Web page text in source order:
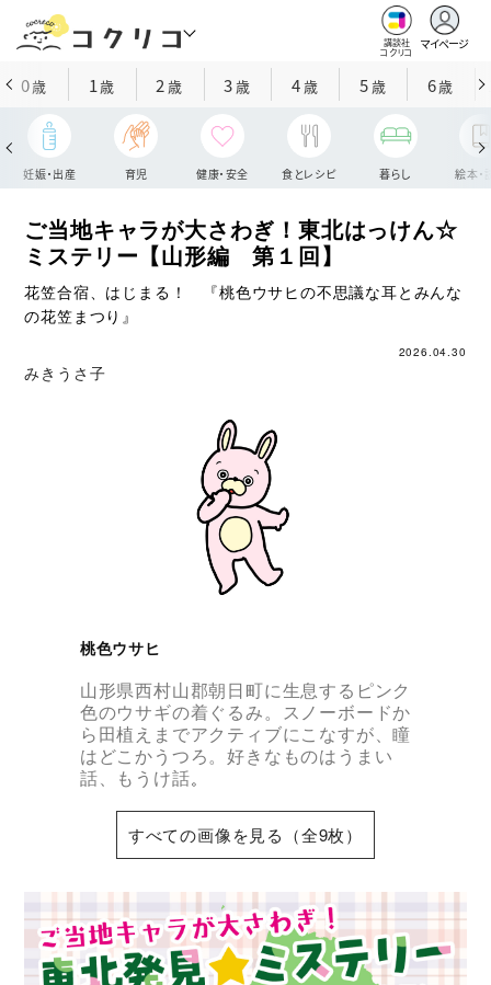
講談社
コクリコ
マイページ
0歳 1歳 2 歳 3歳 4歳 5歳 6歳
妊娠・出産 育児 健康・安全 食とレシピ 暮らし 絵本・
ご当地キャラが大さわぎ！東北はっけん☆
ミステリー【山形編 第１回】
花笠合宿、はじまる！ 『桃色ウサヒの不思議な耳とみんな
の花笠まつり』
2026.04.30
みきうさ子
桃色ウサヒ
山形県西村山郡朝日町に生息するピンク
色のウサギの着ぐるみ。スノーボードか
ら田植えまでアクティブにこなすが、瞳
はどこかうつろ。好きなものはうまい
話、もうけ話。
すべての画像を見る（全9枚）